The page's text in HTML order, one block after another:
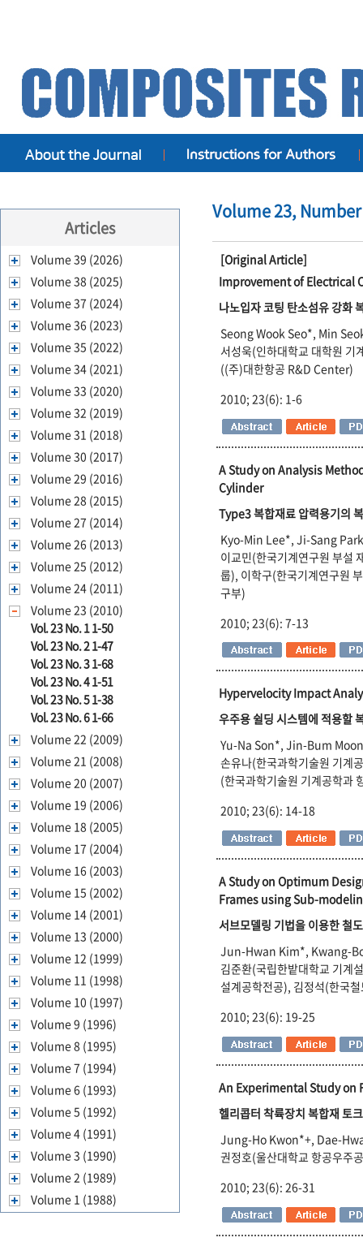
Articles
Volume 39 (2026)
Volume 38 (2025)
Volume 37 (2024)
Volume 36 (2023)
Volume 35 (2022)
Volume 34 (2021)
Volume 33 (2020)
Volume 32 (2019)
Volume 31 (2018)
Volume 30 (2017)
Volume 29 (2016)
Volume 28 (2015)
Volume 27 (2014)
Volume 26 (2013)
Volume 25 (2012)
Volume 24 (2011)
Volume 23 (2010)
Vol. 23 No. 1 1-50
Vol. 23 No. 2 1-47
Vol. 23 No. 3 1-68
Vol. 23 No. 4 1-51
Vol. 23 No. 5 1-38
Vol. 23 No. 6 1-66
Volume 22 (2009)
Volume 21 (2008)
Volume 20 (2007)
Volume 19 (2006)
Volume 18 (2005)
Volume 17 (2004)
Volume 16 (2003)
Volume 15 (2002)
Volume 14 (2001)
Volume 13 (2000)
Volume 12 (1999)
Volume 11 (1998)
Volume 10 (1997)
Volume 9 (1996)
Volume 8 (1995)
Volume 7 (1994)
Volume 6 (1993)
Volume 5 (1992)
Volume 4 (1991)
Volume 3 (1990)
Volume 2 (1989)
Volume 1 (1988)
Volume 23,
[Original Article]
Improvement of Electrical
나노입자 코팅 탄소섬유 강화
Seong Wook Seo*, Min
서성욱(인하대학교 대학원 기
((주)대한항공 R&D Center)
2010; 23(6): 1-6
A Study on Analysis
Cylinder
Type3 복합재료 압력용기의
Kyo-Min Lee*, Ji-Sang
이교민(한국기계연구원 부설
룹), 이학구(한국기계연구원
구부)
2010; 23(6): 7-13
Hypervelocity Impact
우주용 쉴딩 시스템에 적용할
Yu-Na Son*, Jin-Bum
손유나(한국과학기술원 기계
(한국과학기술원 기계공학과
2010; 23(6): 14-18
A Study on Optimum
Frames using Sub-
서브모델링 기법을 이용한 철
Jun-Hwan Kim*, Kwang-
김준환(국립한밭대학교 기계
설계공학전공), 김정석(한국
2010; 23(6): 19-25
An Experimental Study on
헬리콥터 착륙장치 복합재 토
Jung-Ho Kwon*+, Dae-
권정호(울산대학교 항공우주
2010; 23(6): 26-31